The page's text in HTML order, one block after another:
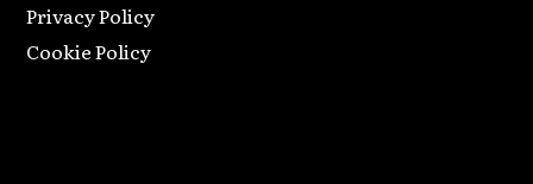
Privacy Policy
Cookie Policy